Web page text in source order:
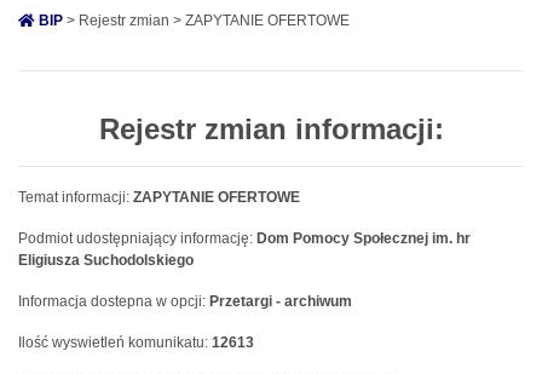
BIP > Rejestr zmian > ZAPYTANIE OFERTOWE
Rejestr zmian informacji:
Temat informacji: ZAPYTANIE OFERTOWE
Podmiot udostępniający informację: Dom Pomocy Społecznej im. hr
Eligiusza Suchodolskiego
Informacja dostepna w opcji: Przetargi - archiwum
Ilość wyswietleń komunikatu: 12613